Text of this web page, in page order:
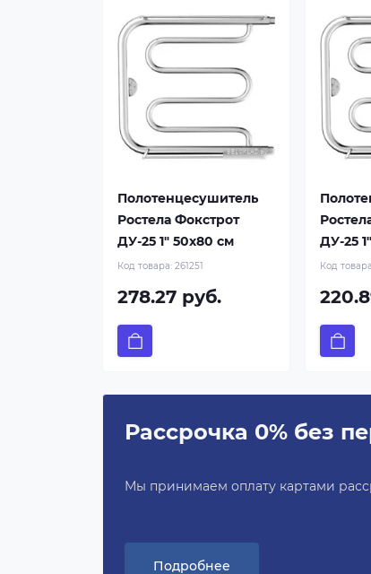
Полотенцесушитель
Ростела Фокстрот
ДУ-25 1" 50x80 см
Код товара: 261251
278.27 руб.
ДУ-25
Код
Рассрочка 0% без
Мы принимаем оплату картами
Подробнее